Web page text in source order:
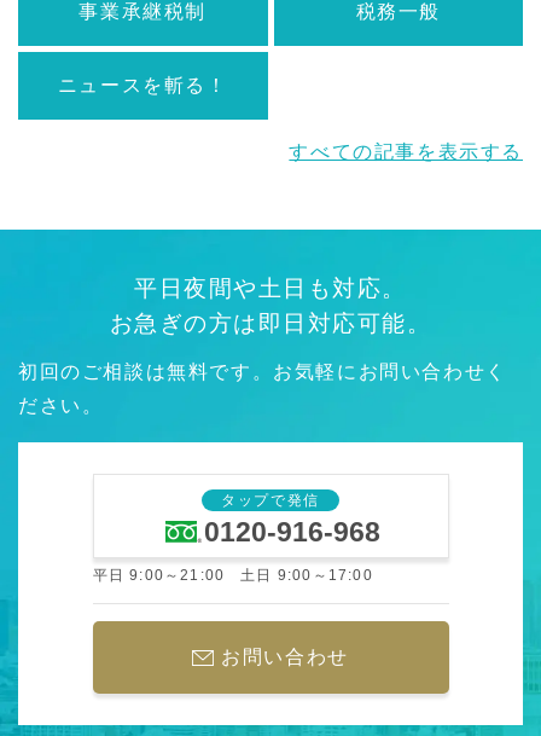
事業承継税制 税務一般
ニュースを斬る！
すべての記事を表示する
平日夜間や土日も対応。
お急ぎの方は即日対応可能。
初回のご相談は無料です。お気軽にお問い合わせく
ださい。
タップで発信
0120-916-968
平日 9:00～21:00 土日 9:00～17:00
お問い合わせ